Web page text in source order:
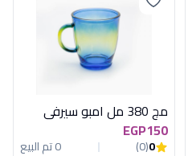
مج 380 مل امبو سيرفى
EGP150
0
(0)
0 تم البيع